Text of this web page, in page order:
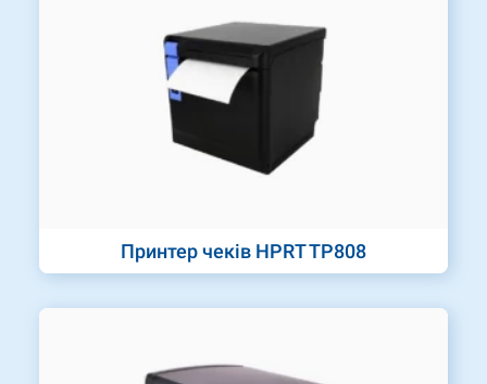
Принтер чеків HPRT TP808